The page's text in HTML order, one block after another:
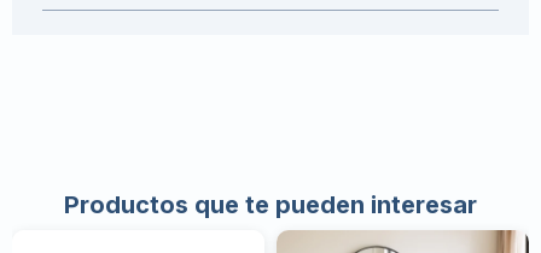
Productos que te pueden interesar